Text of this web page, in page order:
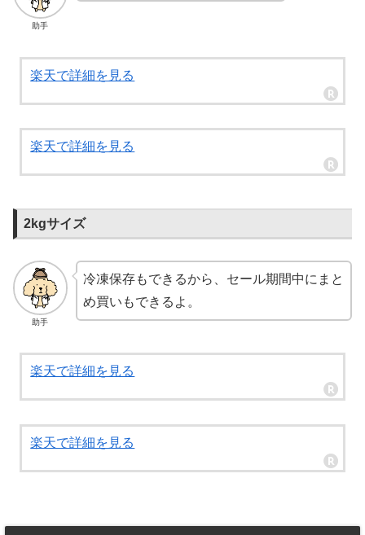
助手
楽天で詳細を見る
楽天で詳細を見る
2kgサイズ
助手
冷凍保存もできるから、セール期間中にまと
め買いもできるよ。
楽天で詳細を見る
楽天で詳細を見る